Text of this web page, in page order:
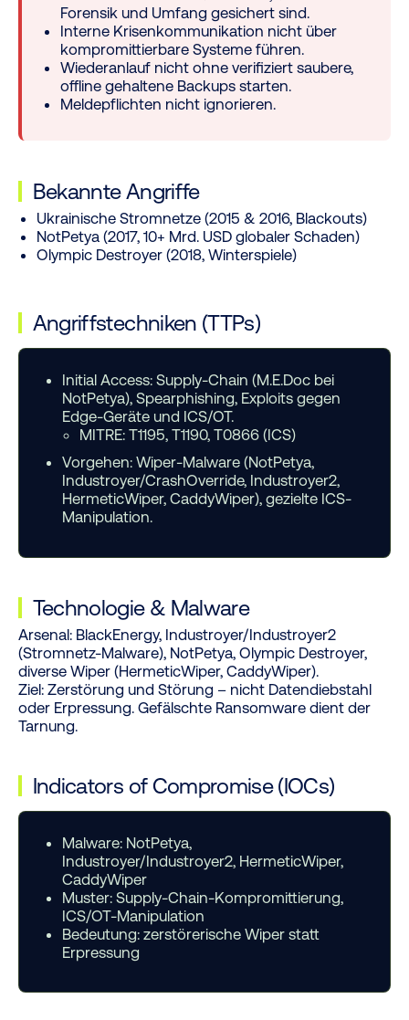
Forensik und Umfang gesichert sind.
Interne Krisenkommunikation nicht über
kompromittierbare Systeme führen.
Wiederanlauf nicht ohne verifiziert saubere,
offline gehaltene Backups starten.
Meldepflichten nicht ignorieren.
Bekannte Angriffe
Ukrainische Stromnetze (2015 & 2016, Blackouts)
NotPetya (2017, 10+ Mrd. USD globaler Schaden)
Olympic Destroyer (2018, Winterspiele)
Angriffstechniken (TTPs)
Initial Access:Supply-Chain (M.E.Doc bei
NotPetya), Spearphishing, Exploits gegen
Edge-Geräte und ICS/OT.
MITRE: T1195, T1190, T0866 (ICS)
Vorgehen:Wiper-Malware (NotPetya,
Industroyer/CrashOverride, Industroyer2,
HermeticWiper, CaddyWiper), gezielte ICS-
Manipulation.
Technologie & Malware
Arsenal:BlackEnergy, Industroyer/Industroyer2
(Stromnetz-Malware), NotPetya, Olympic Destroyer,
diverse Wiper (HermeticWiper, CaddyWiper).
Ziel:Zerstörung und Störung – nicht Datendiebstahl
oder Erpressung. Gefälschte Ransomware dient der
Tarnung.
Indicators of Compromise (IOCs)
Malware:NotPetya,
Industroyer/Industroyer2, HermeticWiper,
CaddyWiper
Muster:Supply-Chain-Kompromittierung,
ICS/OT-Manipulation
Bedeutung:zerstörerische Wiper statt
Erpressung